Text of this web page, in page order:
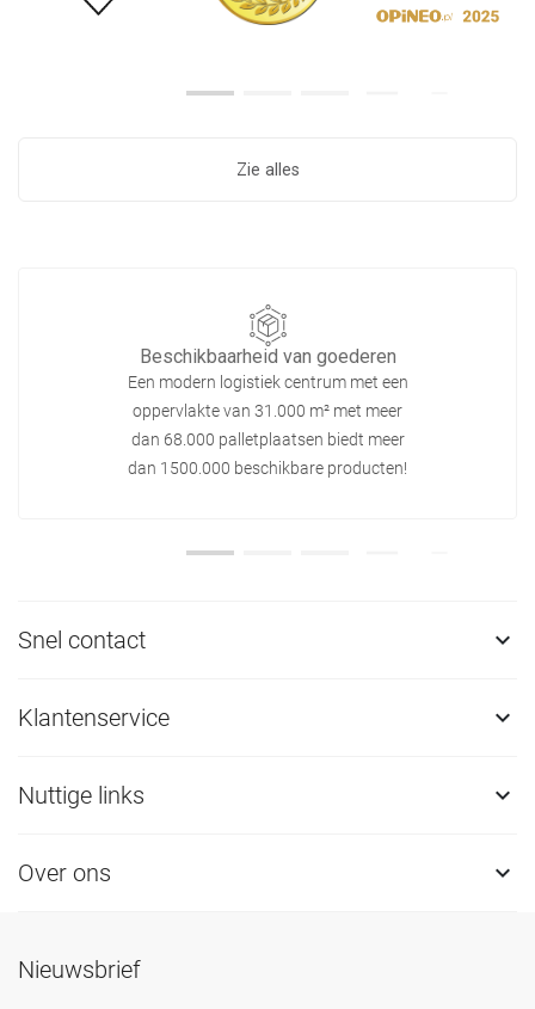
Zie alles
Beschikbaarheid van goederen
Een modern logistiek centrum met een
oppervlakte van 31.000 m² met meer
dan 68.000 palletplaatsen biedt meer
dan 1500.000 beschikbare producten!
Snel contact 
Klantenservice 
Nuttige links 
Over ons 
Nieuwsbrief